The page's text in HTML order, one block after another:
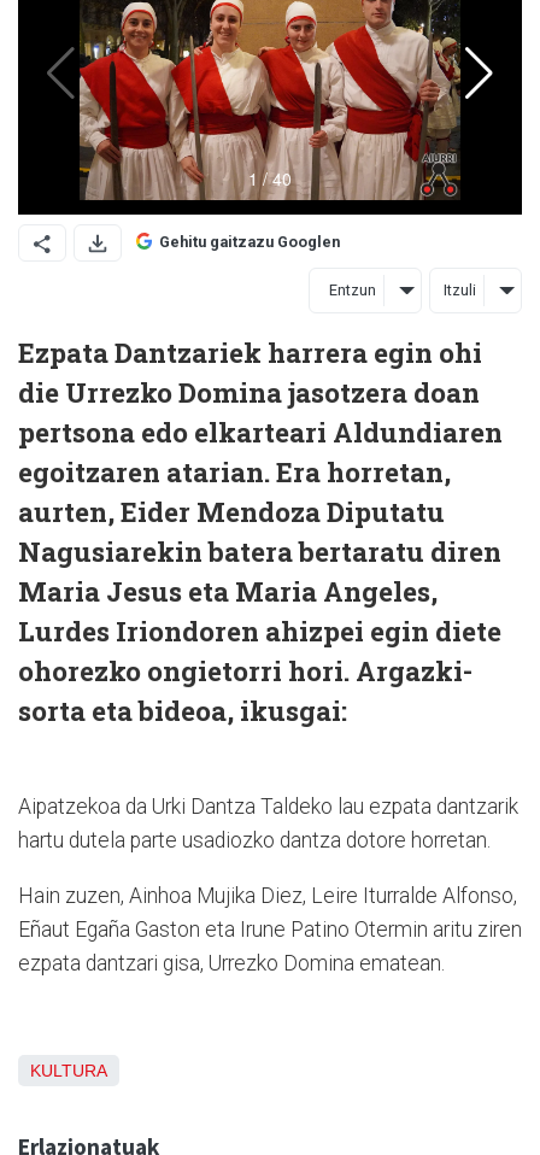
Gehitu gaitzazu Googlen
Entzun Itzuli
Ezpata Dantzariek harrera egin ohi
die Urrezko Domina jasotzera doan
pertsona edo elkarteari Aldundiaren
egoitzaren atarian. Era horretan,
aurten, Eider Mendoza Diputatu
Nagusiarekin batera bertaratu diren
Maria Jesus eta Maria Angeles,
Lurdes Iriondoren ahizpei egin diete
ohorezko ongietorri hori. Argazki-
sorta eta bideoa, ikusgai:
Aipatzekoa da Urki Dantza Taldeko lau ezpata dantzarik
hartu dutela parte usadiozko dantza dotore horretan.
Hain zuzen, Ainhoa Mujika Diez, Leire Iturralde Alfonso,
Eñaut Egaña Gaston eta Irune Patino Otermin aritu ziren
ezpata dantzari gisa, Urrezko Domina ematean.
KULTURA
Erlazionatuak